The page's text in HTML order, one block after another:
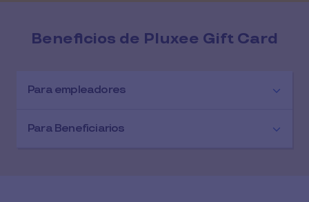
Beneficios de Pluxee Gift Card
Para empleadores
Para Beneficiarios